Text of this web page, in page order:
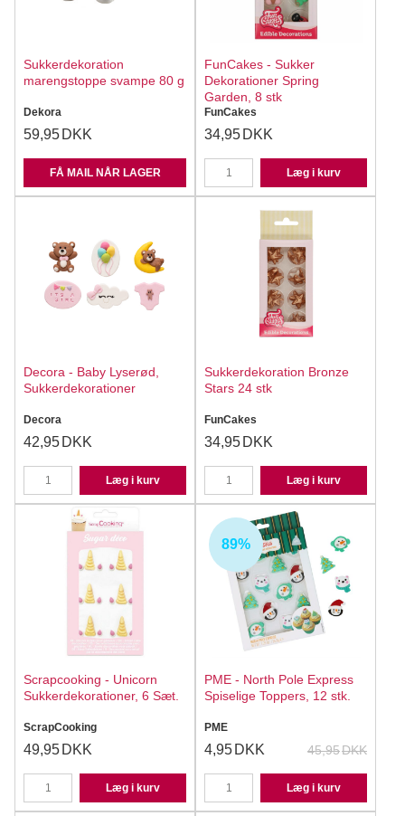
Sukkerdekoration
marengstoppe svampe 80 g
Dekora
59,95 DKK
FÅ MAIL NÅR LAGER
FunCakes - Sukker
Dekorationer Spring
Garden, 8 stk
FunCakes
34,95 DKK
Læg i kurv
Decora - Baby Lyserød,
Sukkerdekorationer
Decora
42,95 DKK
Læg i kurv
Sukkerdekoration Bronze
Stars 24 stk
FunCakes
34,95 DKK
Læg i kurv
Scrapcooking - Unicorn
Sukkerdekorationer, 6 Sæt.
ScrapCooking
49,95 DKK
Læg i kurv
89%
PME - North Pole Express
Spiselige Toppers, 12 stk.
PME
45,95DKK
4,95 DKK
Læg i kurv